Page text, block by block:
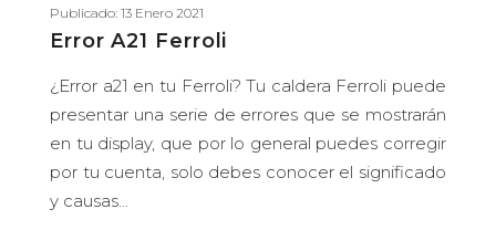
Publicado: 13 Enero 2021
Error A21 Ferroli
¿Error a21 en tu Ferroli? Tu caldera Ferroli puede
presentar una serie de errores que se mostrarán
en tu display, que por lo general puedes corregir
por tu cuenta, solo debes conocer el significado
y causas...